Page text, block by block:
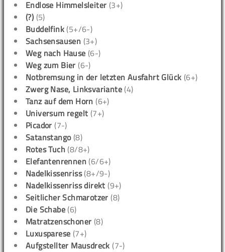
Endlose Himmelsleiter (3+)
(?) (5)
Buddelfink (5+/6-)
Sachsensausen (3+)
Weg nach Hause (6-)
Weg zum Bier (6-)
Notbremsung in der letzten Ausfahrt Glück (6+)
Zwerg Nase, Linksvariante (4)
Tanz auf dem Horn (6+)
Universum regelt (7+)
Picador (7-)
Satanstango(8)
Rotes Tuch (8/8+)
Elefantenrennen (6/6+)
Nadelkissenriss(8+/9-)
Nadelkissenriss direkt (9+)
Seitlicher Schmarotzer (8)
Die Schabe (6)
Matratzenschoner (8)
Luxusparese (7+)
Aufgstellter Mausdreck (7-)